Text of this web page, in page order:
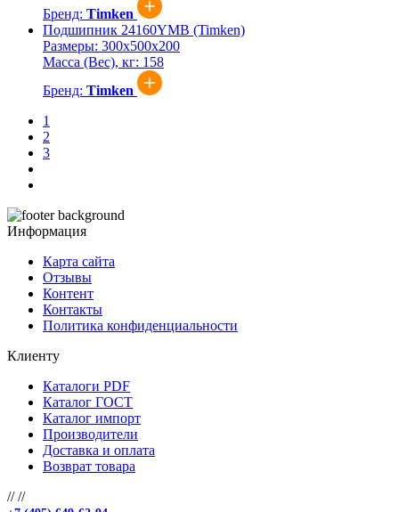
Бренд: Timken
Подшипник 24160YMB (Timken)
Размеры: 300x500x200
Масса (Вес), кг: 158
Бренд: Timken
1
2
3
Информация
Карта сайта
Отзывы
Контент
Контакты
Политика конфиденциальности
Клиенту
Каталоги PDF
Каталог ГОСТ
Каталог импорт
Производители
Доставка и оплата
Возврат товара
////